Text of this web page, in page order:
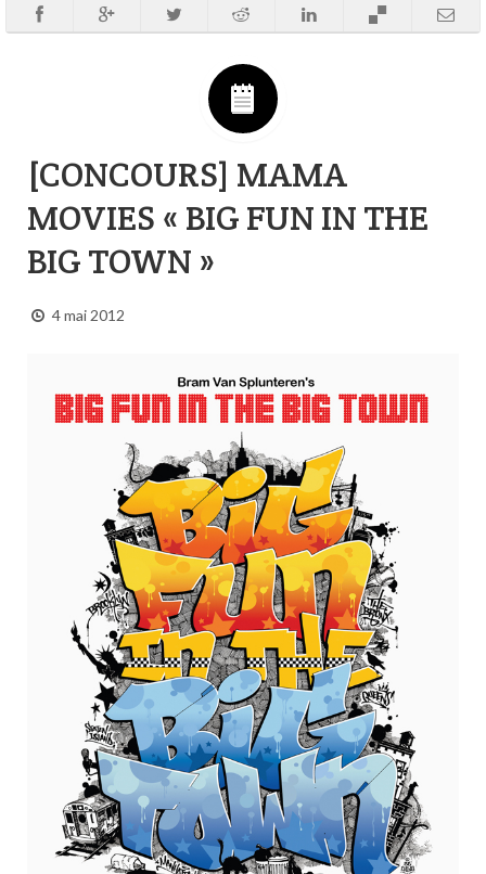
[CONCOURS] MAMA
MOVIES « BIG FUN IN THE
BIG TOWN »
4 mai 2012